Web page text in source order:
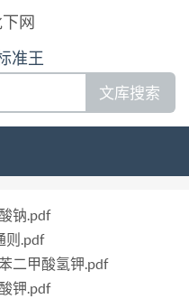
准王
文库搜索
钠.pdf
则.pdf
二甲酸氢钾.pdf
钾.pdf